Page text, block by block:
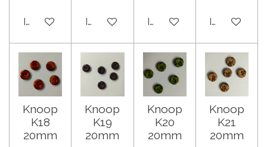
In winkelwagenIn winkelwagenIn winkelwagenIn
Knoop
K18
20mm
Knoop
K19
20mm
Knoop
K20
20mm
Knoop
K21
20mm